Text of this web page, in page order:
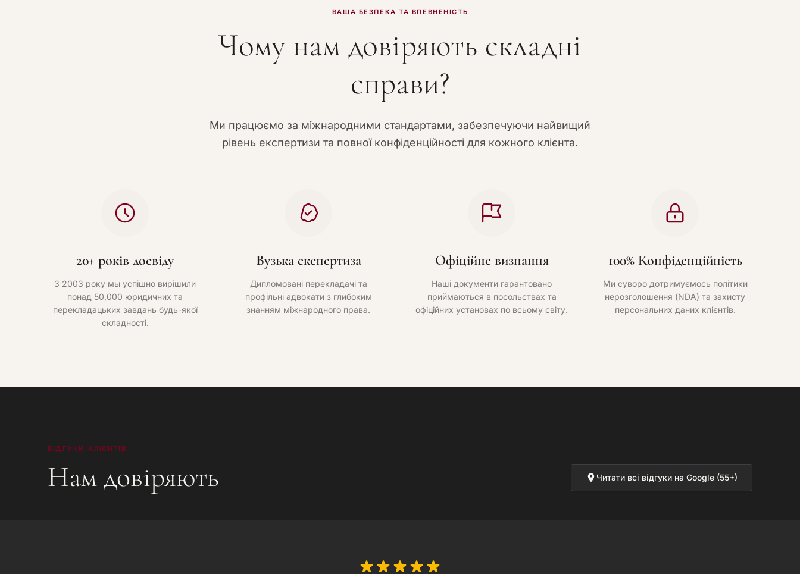
ВАША БЕЗПЕКА ТА ВПЕВНЕНІСТЬ
Чому нам довіряють складні
справи?
Ми працюємо за міжнародними стандартами, забезпечуючи найвищий
рівень експертизи та повної конфіденційності для кожного клієнта.
20+ років досвіду
З 2003 року мы успішно вирішили
понад 50,000 юридичних та
перекладацьких завдань будь-якої
складності.
Вузька експертиза
Дипломовані перекладачі та
профільні адвокати з глибоким
знанням міжнародного права.
Офіційне визнання
Наші документи гарантовано
приймаються в посольствах та
офіційних установах по всьому світу.
100% Конфіденційність
Ми суворо дотримуємось політики
нерозголошення (NDA) та захисту
персональних даних клієнтів.
ВІДГУКИ КЛІЄНТІВ
Нам довіряють Читати всі відгуки на Google (55+)